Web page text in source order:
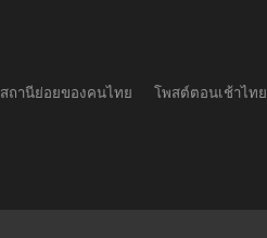
สถานีย่อยของคนไทย โพสต์ตอนเช้าไทย